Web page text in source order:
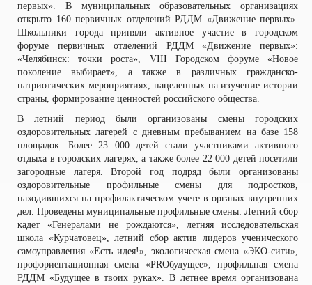
первых». В муниципальных образовательных организациях
открыто 160 первичных отделений РДДМ «Движение первых».
Школьники города приняли активное участие в городском
форуме первичных отделений РДДМ «Движение первых»:
«Челябинск: точки роста», VIII Городском форуме «Новое
поколение выбирает», а также в различных гражданско-
патриотических мероприятиях, нацеленных на изучение истории
страны, формирование ценностей российского общества.
В летний период были организованы смены городских
оздоровительных лагерей с дневным пребыванием на базе 158
площадок. Более 23 000 детей стали участниками активного
отдыха в городских лагерях, а также более 22 000 детей посетили
загородные лагеря. Второй год подряд были организованы
оздоровительные профильные смены для подростков,
находившихся на профилактическом учете в органах внутренних
дел. Проведены муниципальные профильные смены: Летний сбор
кадет «Генералами не рождаются», летняя исследовательская
школа «Курчатовец», летний сбор актив лидеров ученического
самоуправления «Есть идея!», экологическая смена «ЭКО-сити»,
профориентационная смена «PROбудущее», профильная смена
РДДМ «Будущее в твоих руках». В летнее время организована